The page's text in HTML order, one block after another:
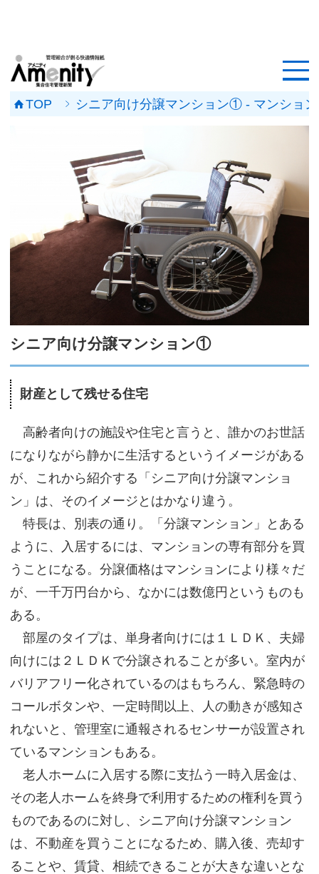
記事一覧
工事事例
メンテナンス会社
マンションメンテの無料相談
媒体資料
会社概要
サイトマップ
TOP シニア向け分譲マンション① - マンショ
シニア向け分譲マンション①
財産として残せる住宅
高齢者向けの施設や住宅と言うと、誰かのお世話
になりながら静かに生活するというイメージがある
が、これから紹介する「シニア向け分譲マンショ
ン」は、そのイメージとはかなり違う。
特長は、別表の通り。「分譲マンション」とある
ように、入居するには、マンションの専有部分を買
うことになる。分譲価格はマンションにより様々だ
が、一千万円台から、なかには数億円というものも
ある。
部屋のタイプは、単身者向けには１ＬＤＫ、夫婦
向けには２ＬＤＫで分譲されることが多い。室内が
バリアフリー化されているのはもちろん、緊急時の
コールボタンや、一定時間以上、人の動きが感知さ
れないと、管理室に通報されるセンサーが設置され
ているマンションもある。
老人ホームに入居する際に支払う一時入居金は、
その老人ホームを終身で利用するための権利を買う
ものであるのに対し、シニア向け分譲マンション
は、不動産を買うことになるため、購入後、売却す
ることや、賃貸、相続できることが大きな違いとな